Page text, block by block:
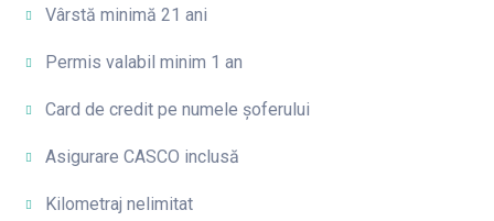
Vârstă minimă 21 ani
Permis valabil minim 1 an
Card de credit pe numele șoferului
Asigurare CASCO inclusă
Kilometraj nelimitat